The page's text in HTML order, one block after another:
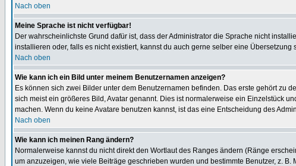
Nach oben
Meine Sprache ist nicht verfügbar!
Der wahrscheinlichste Grund dafür ist, dass der Administrator die Sprache nicht
installieren oder, falls es nicht existiert, kannst du auch gerne selber eine
Nach oben
Wie kann ich ein Bild unter meinem Benutzernamen anzeigen?
Es können sich zwei Bilder unter dem Benutzernamen befinden. Das erste gehört zu
sich meist ein größeres Bild, Avatar genannt. Dies ist normalerweise ein Einzelstück
machen. Wenn du keine Avatare benutzen kannst, ist das eine Entscheidung des
Nach oben
Wie kann ich meinen Rang ändern?
Normalerweise kannst du nicht direkt den Wortlaut des Ranges ändern (Ränge
um anzuzeigen, wie viele Beiträge geschrieben wurden und bestimmte Benutzer, z.